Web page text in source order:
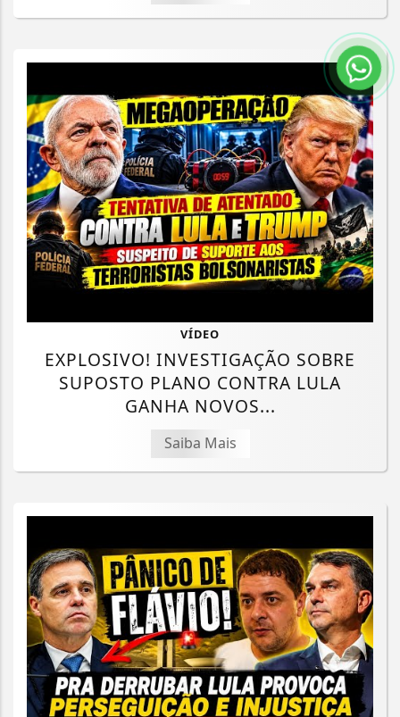
VÍDEO
EXPLOSIVO! INVESTIGAÇÃO SOBRE
SUPOSTO PLANO CONTRA LULA
GANHA NOVOS...
Saiba Mais